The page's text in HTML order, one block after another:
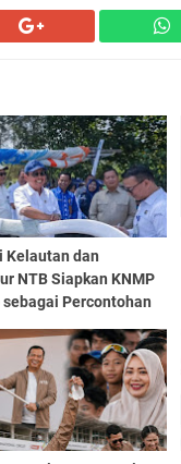
Kelautan dan
NTB Siapkan KNMP
Percontohan